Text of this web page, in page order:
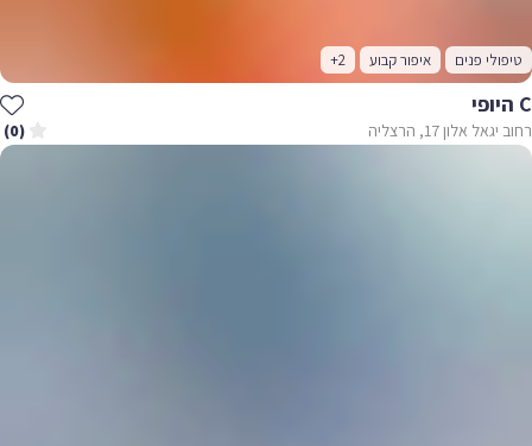
טיפולי פנים איפור קבוע +2
C היופי
רחוב יגאל אלון 17, הרצליה (0)